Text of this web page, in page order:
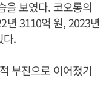
을 보였다. 코오롱의
년 3110억 원, 2023년
다.
부진으로 이어졌기